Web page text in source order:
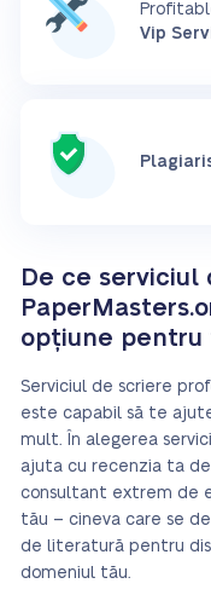
Vip
De ce
opțiune pentru
Serviciul de scriere
este capabil să te
mult. În alegerea
ajuta cu recenzia ta
consultant extrem de
tău – cineva care se
de literatură pentru
domeniul tău.